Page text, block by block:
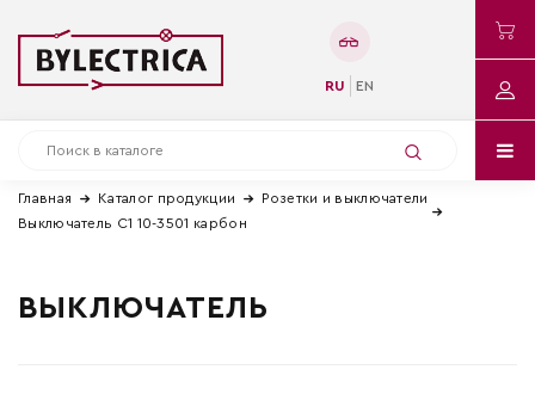
RU EN
Главная Каталог продукции
Розетки и выключатели
Выключатель С1 10-3501 карбон
ВЫКЛЮЧАТЕЛЬ